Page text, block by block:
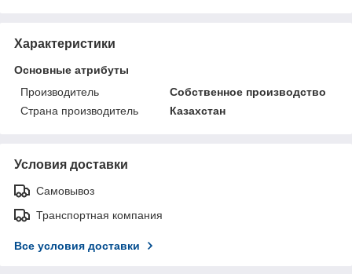
Характеристики
Основные атрибуты
Производитель
Собственное производство
Страна производитель
Казахстан
Условия доставки
Самовывоз
Транспортная компания
Все условия доставки